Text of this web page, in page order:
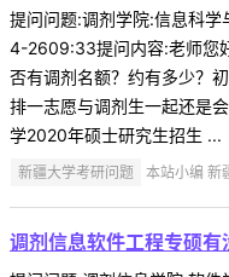
提问问题:调剂学院:信息科
4-2609:33提问内容:老师您
否有调剂名额？约有多少？
排一志愿与调剂生一起还是
学2020年硕士研究生招生 ...
新疆大学考研问题 本站小编
调剂信息软件工程专硕